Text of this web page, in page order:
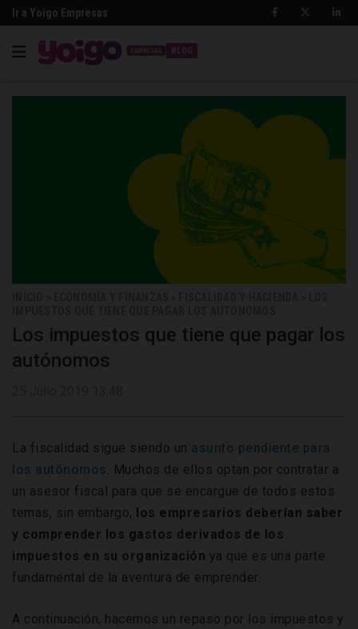
Ir a Yoigo Empresas
BLOG
Los impuestos que tiene que pagar los
autónomos
La fiscalidad sigue siendo un asunto pendiente para
los autónomos. Muchos de ellos optan por contratar a
un asesor fiscal para que se encargue de todos estos
temas, sin embargo, los empresarios deberían saber
y comprender los gastos derivados de los
impuestos en su organización ya que es una parte
fundamental de la aventura de emprender.
A continuación, hacemos un repaso por los impuestos y